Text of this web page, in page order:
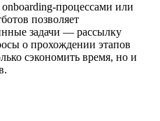
процессами или
позволяет
задачи — рассылку
о прохождении этапов
сэкономить время, но и